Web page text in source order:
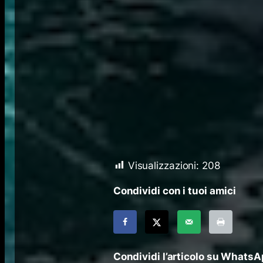
Visualizzazioni: 208
Condividi con i tuoi amici
Condividi l’articolo su